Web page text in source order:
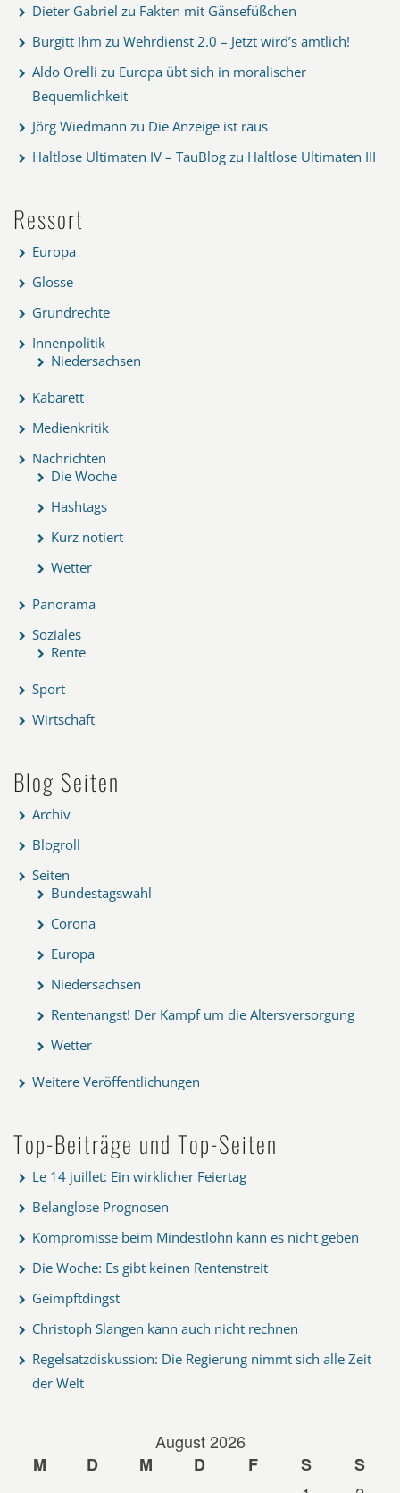
Dieter Gabriel zu Fakten mit Gänsefüßchen
Burgitt Ihm zu Wehrdienst 2.0 – Jetzt wird’s amtlich!
Aldo Orelli zu Europa übt sich in moralischer
Bequemlichkeit
Jörg Wiedmann zu Die Anzeige ist raus
Haltlose Ultimaten IV – TauBlog zu Haltlose Ultimaten III
Ressort
Europa
Glosse
Grundrechte
Innenpolitik
Niedersachsen
Kabarett
Medienkritik
Nachrichten
Die Woche
Hashtags
Kurz notiert
Wetter
Panorama
Soziales
Rente
Sport
Wirtschaft
Blog Seiten
Archiv
Blogroll
Seiten
Bundestagswahl
Corona
Europa
Niedersachsen
Rentenangst! Der Kampf um die Altersversorgung
Wetter
Weitere Veröffentlichungen
Top-Beiträge und Top-Seiten
Le 14 juillet: Ein wirklicher Feiertag
Belanglose Prognosen
Kompromisse beim Mindestlohn kann es nicht geben
Die Woche: Es gibt keinen Rentenstreit
Geimpftdingst
Christoph Slangen kann auch nicht rechnen
Regelsatzdiskussion: Die Regierung nimmt sich alle Zeit
der Welt
August 2026
M
D M D F S
S